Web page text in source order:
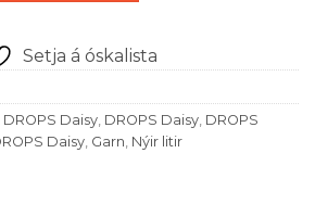
Setja á óskalista
DROPS Daisy DROPS Daisy DROPS
Daisy Garn Nýir litir